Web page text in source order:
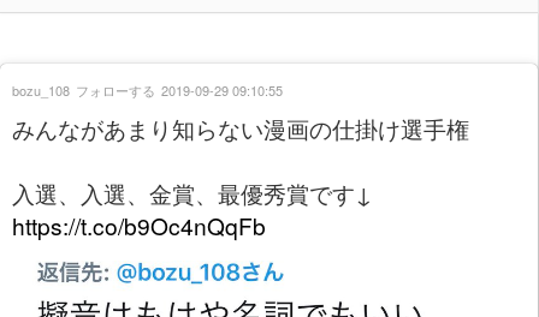
みんながあまり知らない漫画の仕掛け選手権
入選、入選、金賞、最優秀賞です↓
https://t.co/b9Oc4nQqFb
bozu_108 フォローする 2019-09-29 09:10:55